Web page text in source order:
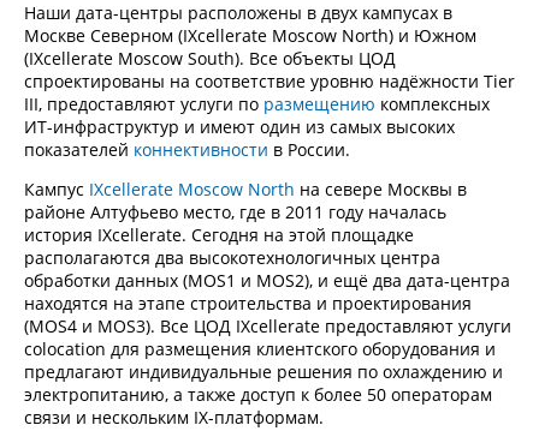
Наши дата-центры расположены в двух кампусах в
Москве Северном (IXcellerate Moscow North) и Южном
(IXcellerate Moscow South). Все объекты ЦОД
спроектированы на соответствие уровню надёжности Tier
III, предоставляют услуги по размещению комплексных
ИТ-инфраструктур и имеют один из самых высоких
показателей коннективности в России.
Кампус IXcellerate Moscow North на севере Москвы в
районе Алтуфьево место, где в 2011 году началась
история IXcellerate. Сегодня на этой площадке
располагаются два высокотехнологичных центра
обработки данных (MOS1 и MOS2), и ещё два дата-центра
находятся на этапе строительства и проектирования
(MOS4 и MOS3). Все ЦОД IXcellerate предоставляют услуги
colocation для размещения клиентского оборудования и
предлагают индивидуальные решения по охлаждению и
электропитанию, а также доступ к более 50 операторам
связи и нескольким IX-платформам.